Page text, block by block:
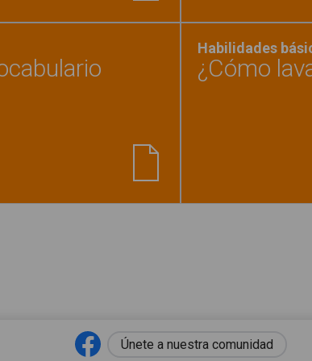
Habilidades
¿Cómo
Únete a nuestra comunidad